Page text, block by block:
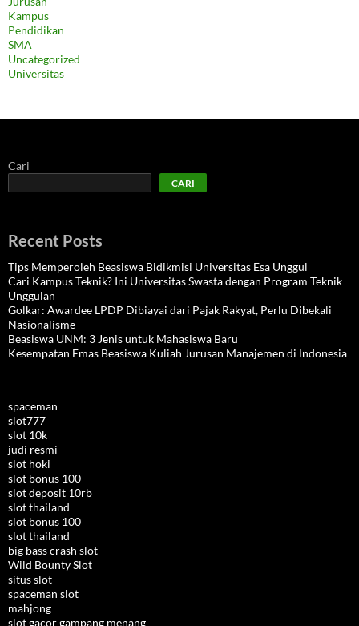
Kampus
Pendidikan
SMA
Uncategorized
Universitas
Cari
CARI
Recent Posts
Tips Memperoleh Beasiswa Bidikmisi Universitas Esa Unggul
Cari Kampus Teknik? Ini Universitas Swasta dengan Program Teknik
Unggulan
Golkar: Awardee LPDP Dibiayai dari Pajak Rakyat, Perlu Dibekali
Nasionalisme
Beasiswa UNM: 3 Jenis untuk Mahasiswa Baru
Kesempatan Emas Beasiswa Kuliah Jurusan Manajemen di Indonesia
spaceman
slot777
slot 10k
judi resmi
slot hoki
slot bonus 100
slot deposit 10rb
slot thailand
slot bonus 100
slot thailand
big bass crash slot
Wild Bounty Slot
situs slot
spaceman slot
mahjong
slot gacor gampang menang